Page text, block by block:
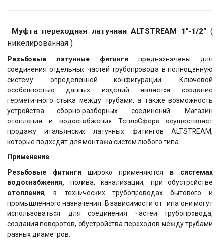
Муфта переходная латунная ALTSTREAM 1"-1/2" (
никелированная )
Резьбовые латунные фитинги предназначены для
соединения отдельных частей трубопровода в полноценную
систему определенной конфигурации. Ключевой
особенностью данных изделий является создание
герметичного стыка между трубами, а также возможность
устройства сборно-разборных соединений. Магазин
отопления и водоснабжения ТеплоСфера
осуществляет
продажу итальянских латунных фитингов ALTSTREAM,
которые подходят для монтажа систем любого типа.
Применение
Резьбовые фитинги широко применяются в системах
водоснабжения, полива, канализации, при обустройстве
отопления, в технических трубопроводах бытового и
промышленного назначения. В зависимости от типа они могут
использоваться для соединения частей трубопровода,
создания поворотов, обустройства переходов между трубами
разных диаметров.